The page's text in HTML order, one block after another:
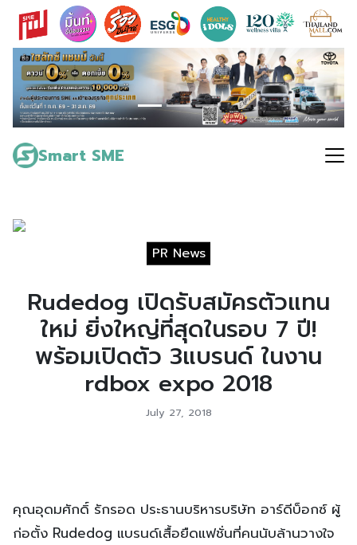
Skip
content
Smart SME
Search
for:
PR News
Rudedog เปิดรับสมัครตัวแทน
ใหม่ ยิ่งใหญ่ที่สุดในรอบ 7 ปี!
พร้อมเปิดตัว 3แบรนด์ ในงาน
rdbox expo 2018
July 27, 2018
คุณอุดมศักดิ์ รักรอด ประธานบริหารบริษัท อาร์ดีบ็อกซ์ ผู้
ก่อตั้ง Rudedog แบรนด์เสื้อยืดแฟชั่นที่คนนับล้านวางใจ